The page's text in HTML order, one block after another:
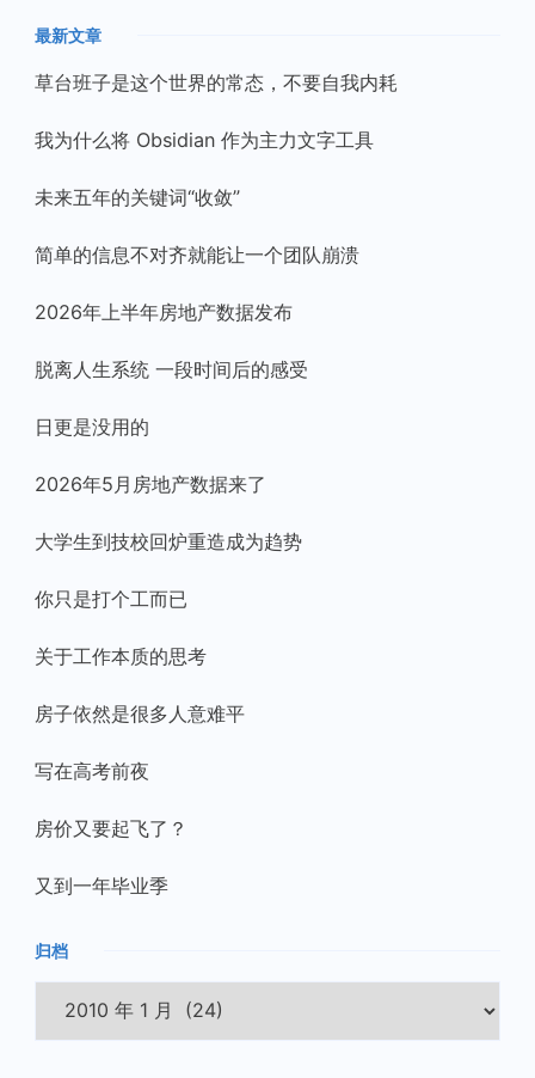
最新文章
草台班子是这个世界的常态，不要自我内耗
我为什么将 Obsidian 作为主力文字工具
未来五年的关键词“收敛”
简单的信息不对齐就能让一个团队崩溃
2026年上半年房地产数据发布
脱离人生系统 一段时间后的感受
日更是没用的
2026年5月房地产数据来了
大学生到技校回炉重造成为趋势
你只是打个工而已
关于工作本质的思考
房子依然是很多人意难平
写在高考前夜
房价又要起飞了？
又到一年毕业季
归档
档